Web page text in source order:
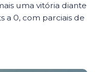
uma vitória diante
a 0, com parciais de